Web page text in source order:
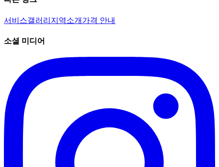
서비스갤러리 지역소개 가격 안내
소셜 미디어